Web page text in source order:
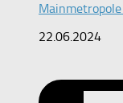
22.06.2024